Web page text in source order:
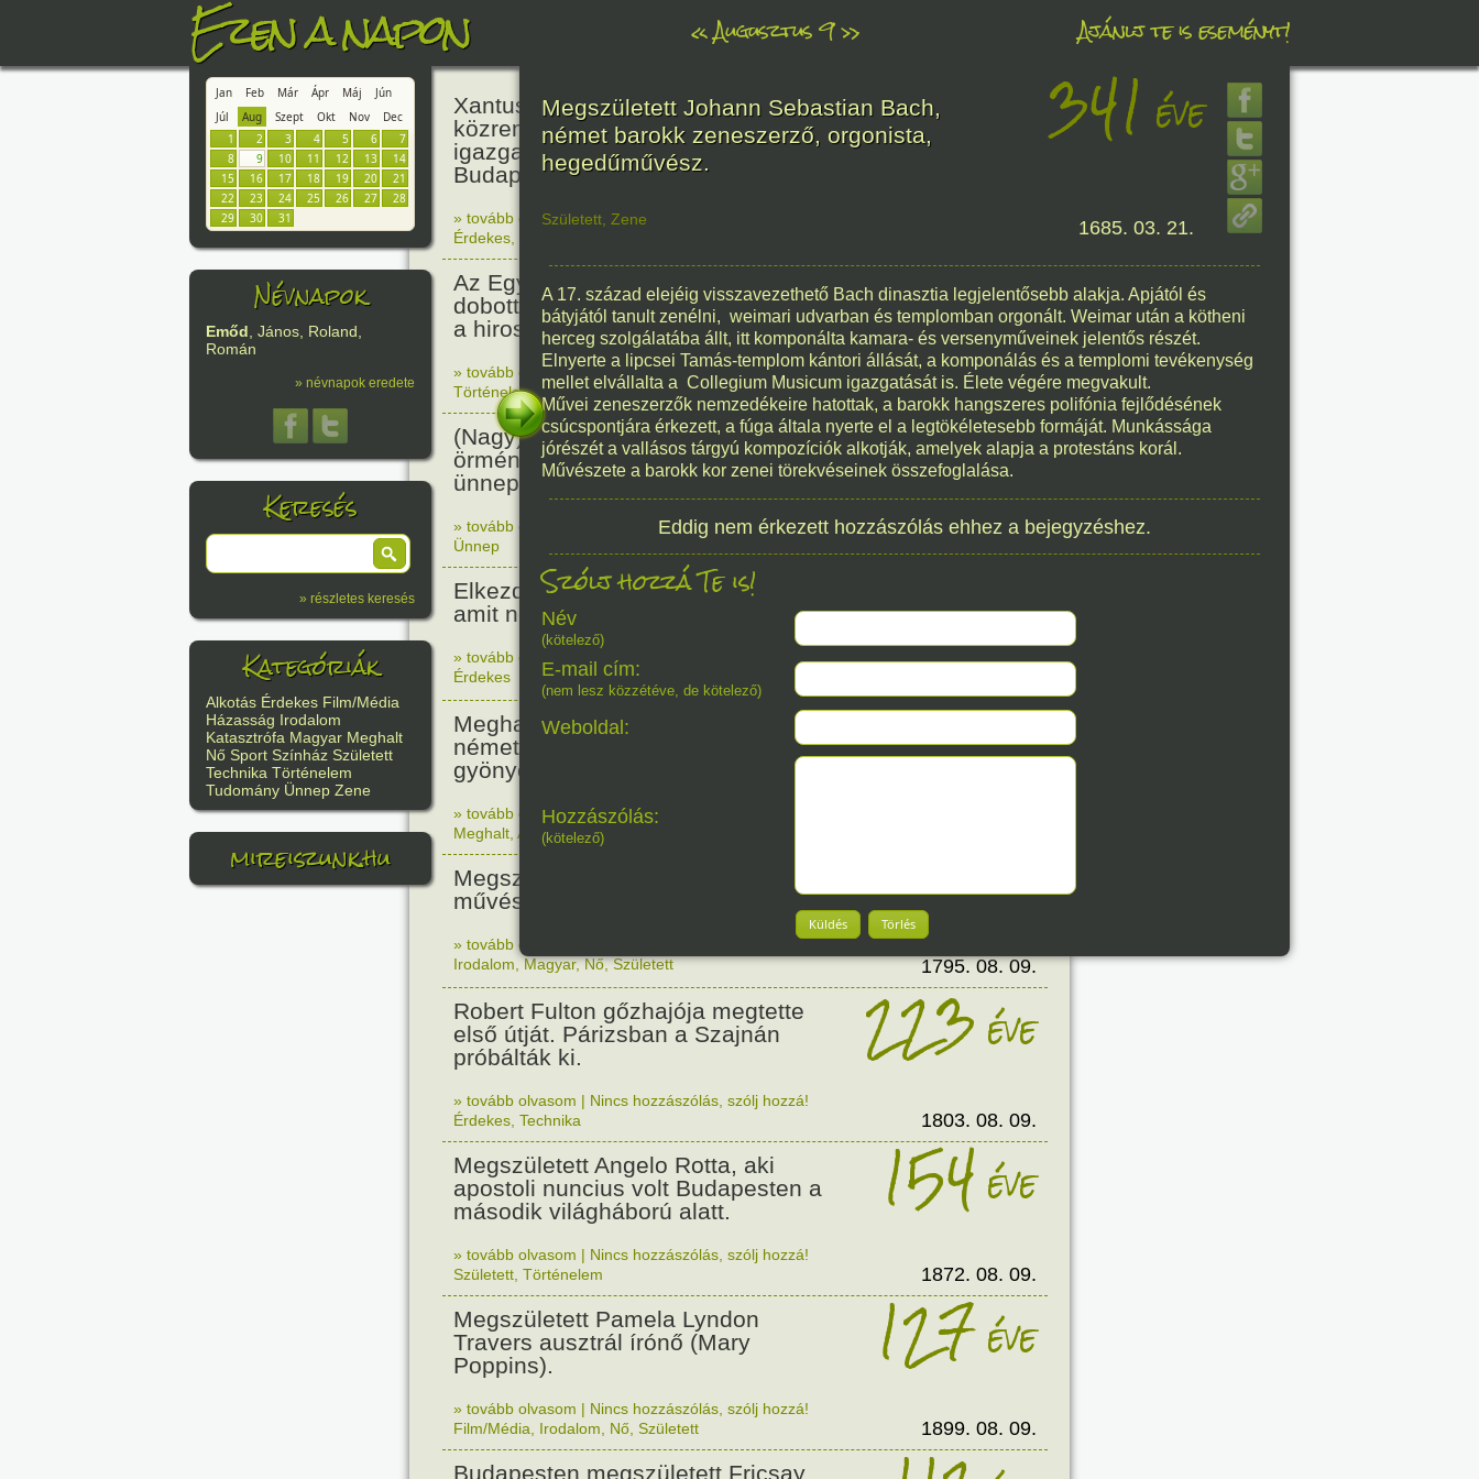
Ezen a napon «Augusztus 9» Ajánlj te is eseményt!
Jan Feb Már Ápr Máj
Jún
Júl
Aug Szept Okt Nov
Dec
1
2 3 4 5 6
7
8
9 10 11 12 13
14
15
16 17 18 19 20
21
22
23 24 25 26 27
28
29
30 31
Névnapok
Emőd, János, Roland,
Román
» névnapok eredete
Keresés
» részletes keresés
Kategóriák
Alkotás Érdekes Film/Média
Házasság Irodalom
Katasztrófa Magyar Meghalt
Nő Sport Színház Született
Technika Történelem
Tudomány Ünnep Zene
mireiszunk.hu
Xantus János természettudós
közreműködésével és
igazgatásával megnyílt a
Budapesti Állat- és Növénykert.
160
» tovább olvasom|Nincs hozzászólás, szólj hozzá!
Érdekes
Az Egyesült Államok atombombát
dobott Nagaszakira, három nappal
a hirosimai támadás után.
81éve
» tovább olvasom |Nincs hozzászólás, szólj hozzá!
Történelem
1945. 08. 09.
(Nagy) Szent Izsák, az önálló
örmény egyház megteremtőjének
ünnepe
1676éve
» tovább olvasom
Nincs hozzászólás, szólj hozzá!
Ünnep
Elkezdődött a pisai torony építése,
amit nem terveztek ferdére. :)
853éve
» tovább olvasom
Nincs hozzászólás, szólj hozzá!
Érdekes
Meghalt Hieronymus Bosch
németalföldi festőművész (A
gyönyörök kertje triptichon).
510éve
» tovább olvasom|Nincs hozzászólás, szólj hozzá!
Meghalt Alkotás
Megszületett Dukai Takács Judit,
művésznevén Malvina költőnő.
231éve
» tovább olvasom
Nincs hozzászólás, szólj hozzá!
Irodalom ,Magyar,Nő,Született 1795. 08. 09.
Robert Fulton gőzhajója megtette
első útját. Párizsban a Szajnán
próbálták ki.
223éve
» tovább olvasom | Nincs hozzászólás, szólj hozzá!
Érdekes Technika 1803. 08. 09.
Megszületett Angelo Rotta, aki
apostoli nuncius volt Budapesten a
második világháború alatt.
154éve
» tovább olvasom | Nincs hozzászólás, szólj hozzá!
Született Történelem 1872. 08. 09.
Megszületett Pamela Lyndon
Travers ausztrál írónő (Mary
Poppins).
127éve
» tovább olvasom | Nincs hozzászólás, szólj hozzá!
Film/Média
Irodalom Nő Született 1899. 08. 09.
Budapesten megszületett Fricsay
Megszületett Johann Sebastian Bach,
német barokk zeneszerző, orgonista,
hegedűművész.
341 éve
Született Zene 1685. 03. 21.
A 17. század elejéig visszavezethető Bach dinasztia legjelentősebb alakja. Apjától és
bátyjától tanult zenélni, weimari udvarban és templomban orgonált. Weimar után a kötheni
herceg szolgálatába állt, itt komponálta kamara- és versenyműveinek jelentős részét.
Elnyerte a lipcsei Tamás-templom kántori állását, a komponálás és a templomi tevékenység
mellet elvállalta a Collegium Musicum igazgatását is. Élete végére megvakult.
Művei zeneszerzők nemzedékeire hatottak, a barokk hangszeres polifónia fejlődésének
csúcspontjára érkezett, a fúga általa nyerte el a legtökéletesebb formáját. Munkássága
jórészét a vallásos tárgyú kompozíciók alkotják, amelyek alapja a protestáns korál.
Művészete a barokk kor zenei törekvéseinek összefoglalása.
Eddig nem érkezett hozzászólás ehhez a bejegyzéshez.
Szólj hozzá Te is!
Név
(kötelező)
E-mail cím:
(nem lesz közzétéve, de kötelező)
Weboldal:
Hozzászólás:
(kötelező)
Küldés Törlés